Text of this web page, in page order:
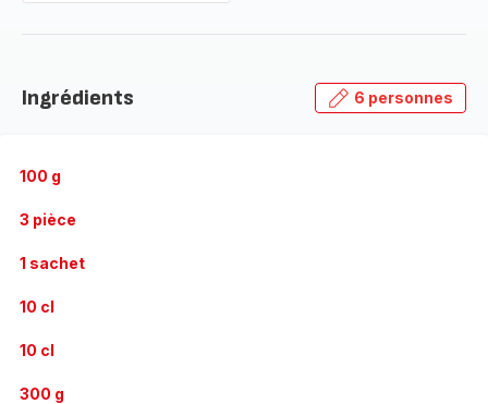
Ingrédients 6 personnes
100 g
3 pièce
1 sachet
10 cl
10 cl
300 g